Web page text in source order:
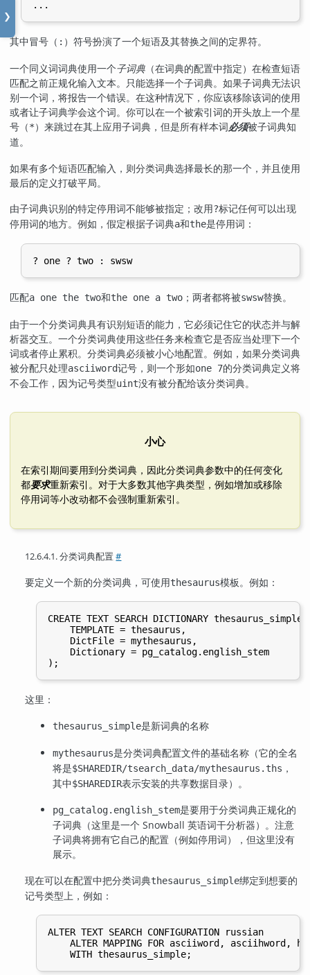
❯
其中冒号（ : ）符号扮演了一个短语及其替换之间的定界符。
一个同义词词典使用一个子词典 （在词典的配置中指定）在检查短语
匹配之前正规化输入文本。只能选择一个子词典。如果子词典无法识
别一个词，将报告一个错误。在这种情况下，你应该移除该词的使用
或者让子词典学会这个词。你可以在一个被索引词的开头放上一个星
号（*）来跳过在其上应用子词典，但是所有样本词必须被子词典知
道。
如果有多个短语匹配输入，则分类词典选择最长的那一个，并且使用
最后的定义打破平局。
由子词典识别的特定停用词不能够被指定；改用?标记任何可以出现
停用词的地方。例如，假定根据子词典a和the是停用词：
匹配a one the two和the one a two ；两者都将被swsw替换。
由于一个分类词典具有识别短语的能力，它必须记住它的状态并与解
析器交互。一个分类词典使用这些任务来检查它是否应当处理下一个
词或者停止累积。分类词典必须被小心地配置。例如，如果分类词典
被分配只处理asciiword记号，则一个形如one 7的分类词典定义将
不会工作，因为记号类型uint没有被分配给该分类词典。
小心
在索引期间要用到分类词典，因此分类词典参数中的任何变化
都要求重新索引。对于大多数其他字典类型，例如增加或移除
停用词等小改动都不会强制重新索引。
12.6.4.1. 分类词典配置#
要定义一个新的分类词典，可使用thesaurus模板。例如：
CREATE TEXT SEARCH DICTIONARY thesaurus_simple
    TEMPLATE = thesaurus,
    DictFile = mythesaurus,
    Dictionary = pg_catalog.english_stem
这里：
thesaurus_simple是新词典的名称
mythesaurus是分类词典配置文件的基础名称（它的全名
将是$SHAREDIR/tsearch_data/mythesaurus.ths ，
其中$SHAREDIR表示安装的共享数据目录）。
pg_catalog.english_stem是要用于分类词典正规化的
子词典（这里是一个 Snowball 英语词干分析器）。注意
子词典将拥有它自己的配置（例如停用词），但这里没有
展示。
现在可以在配置中把分类词典thesaurus_simple绑定到想要的
记号类型上，例如：
ALTER TEXT SEARCH CONFIGURATION russian
ALTER MAPPING FOR asciiword, asciihword,